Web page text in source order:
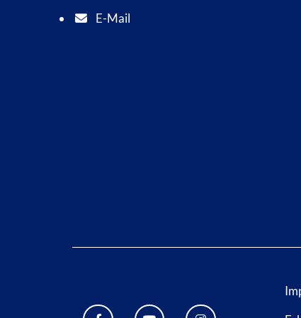
E-Mail
E-Mail Adresse: info@bad-wildungen.de